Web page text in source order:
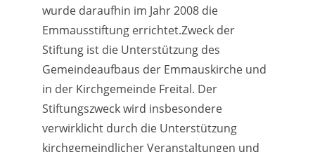
wurde daraufhin im Jahr 2008 die
Emmausstiftung errichtet.Zweck der
Stiftung ist die Unterstützung des
Gemeindeaufbaus der Emmauskirche und
in der Kirchgemeinde Freital. Der
Stiftungszweck wird insbesondere
verwirklicht durch die Unterstützung
kirchgemeindlicher Veranstaltungen und